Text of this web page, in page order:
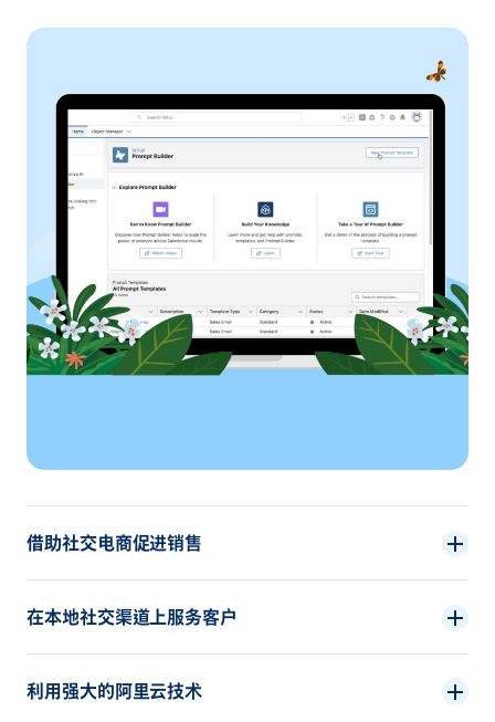
借助社交电商促进销售
在本地社交渠道上服务客户
利用强大的阿里云技术